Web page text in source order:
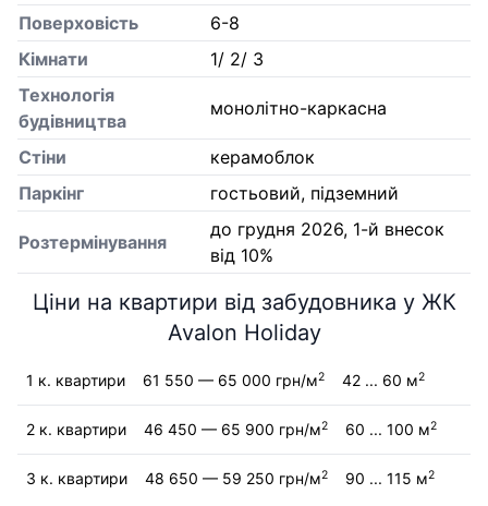
Поверховість
6-8
Кiмнати
1/ 2/ 3
Технологія
будівництва
монолітно-каркасна
Стіни
керамоблок
Паркінг
гостьовий, підземний
Розтермінування
до грудня 2026, 1-й внесок
від 10%
Ціни на квартири від забудовника у ЖК
Avalon Holiday
1 к. квартири 61 550 — 65 000 грн/м2 42 ... 60 м2
2 к. квартири 46 450 — 65 900 грн/м2 60 ... 100 м2
3 к. квартири 48 650 — 59 250 грн/м2 90 ... 115 м2